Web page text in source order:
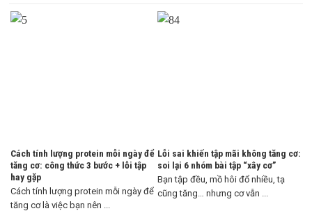
Cách tính lượng protein mỗi ngày để
tăng cơ: công thức 3 bước + lỗi tập
hay gặp
Cách tính lượng protein mỗi ngày để
tăng cơ là việc bạn nên ...
Lỗi sai khiến tập mãi không tăng cơ:
soi lại 6 nhóm bài tập “xây cơ”
Bạn tập đều, mồ hôi đổ nhiều, tạ
cũng tăng… nhưng cơ vẫn ...